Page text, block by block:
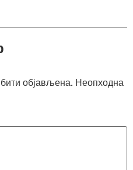
објављена. Неопходна